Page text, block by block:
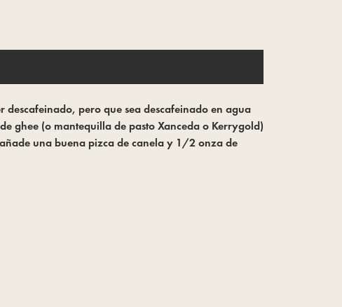
pero que sea descafeinado en agua
ghee (o mantequilla de pasto Xanceda o Kerrygold)
una buena pizca de canela y 1/2 onza de